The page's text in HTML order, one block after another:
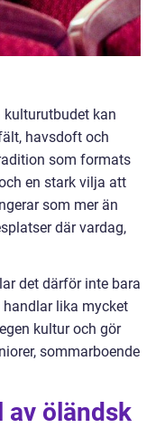
kulturutbudet kan
havsdoft och
som formats
en stark vilja att
som mer än
där vardag,
det därför inte bara
handlar lika mycket
kultur och gör
sommarboende
av öländsk